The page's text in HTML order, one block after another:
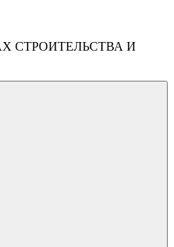
СТРОИТЕЛЬСТВА И